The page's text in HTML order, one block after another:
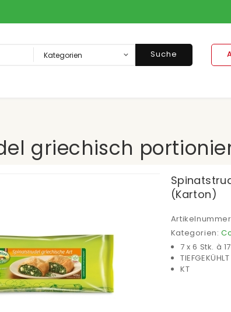
Suche
griechisch
(Karton)
Kategorien:
7 x 6 Stk. à
TIEFGEKÜHLT
KT